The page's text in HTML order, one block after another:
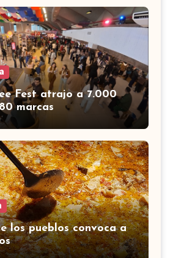
Fest atrajo a 7.000
marcas
los pueblos convoca a